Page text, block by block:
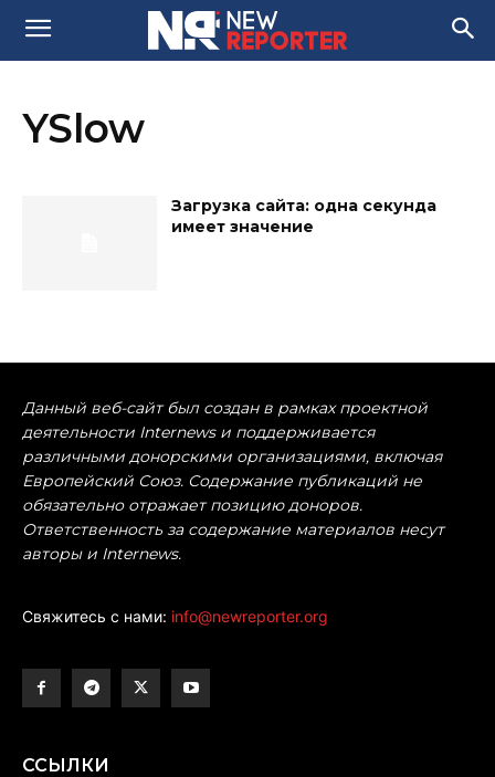
YSlow
Загрузка сайта: одна секунда
имеет значение
Данный веб-сайт был создан в рамках проектной
деятельности Internews и поддерживается
различными донорскими организациями, включая
Европейский Союз. Содержание публикаций не
обязательно отражает позицию доноров.
Ответственность за содержание материалов несут
авторы и Internews.
Свяжитесь с нами: info@newreporter.org
ССЫЛКИ